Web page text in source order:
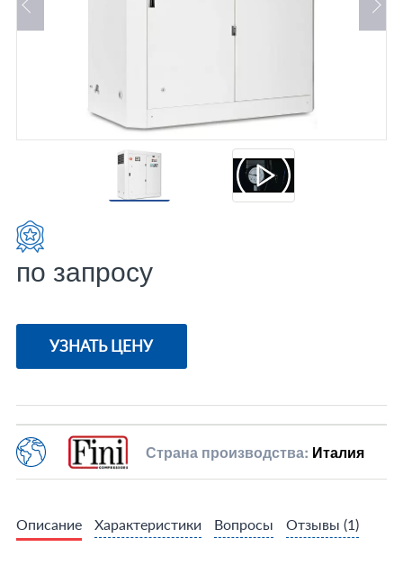
по запросу
УЗНАТЬ ЦЕНУ
Страна производства: Италия
Описание Характеристики Вопросы Отзывы (1)